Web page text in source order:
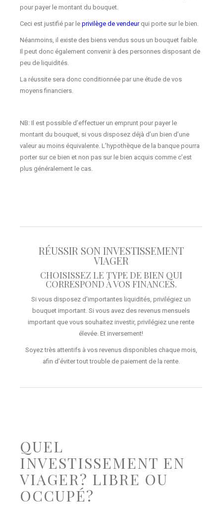
pour payer le montant du bouquet.
Ceci est justifié par leprivilège de vendeurqui porte sur le bien.
Néanmoins, il existe des biens vendus sous un bouquet faible.
Il peut donc également convenir à des personnes disposant de
peu de liquidités.
La réussite sera donc conditionnée par une étude de vos
moyens financiers.
NB: Il est possible d’effectuer un emprunt pour payer le
montant du bouquet, si vous disposez déjà d’un bien d’une
valeur au moins équivalente. L’hypothèque de la banque pourra
porter sur ce bien et non pas sur le bien acquis comme c’est
plus généralement le cas.
RÉUSSIR SON INVESTISSEMENT
VIAGER
CHOISISSEZ LE TYPE DE BIEN QUI
CORRESPOND À VOS FINANCES.
Si vous disposez d’importantes liquidités, privilégiez un
bouquet important. Si vous avez des revenus mensuels
important que vous souhaitez investir, privilégiez une rente
élevée. Et inversement!
Soyez très attentifs à vos revenus disponibles chaque mois,
afin d’éviter tout trouble de paiement de la rente.
QUEL
INVESTISSEMENT EN
VIAGER? LIBRE OU
OCCUPÉ?